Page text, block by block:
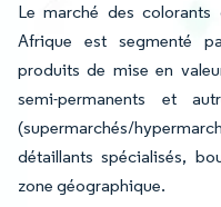
Le marché des
Afrique est segmenté
produits de mise en
semi-permanents et
(supermarchés/
détaillants spécialisés,
zone géographique.